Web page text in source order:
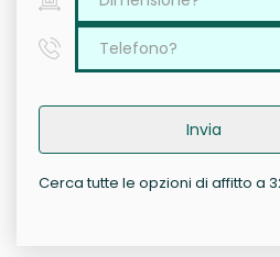
Invia
Cerca tutte le opzioni di affitto a